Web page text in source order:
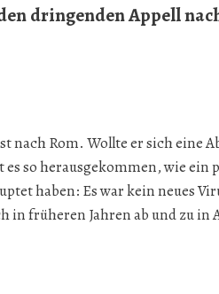
dringenden Appell
nach Rom. Wollte er sich eine
so herausgekommen, wie ein
haben: Es war kein neues
in früheren Jahren ab und zu in